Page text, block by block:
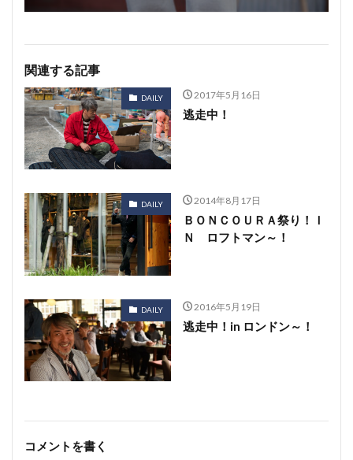
関連する記事
DAILY 2017年5月16日
逃走中！
DAILY 2014年8月17日
ＢＯＮＣＯＵＲＡ祭り！Ｉ
Ｎ ロフトマン～！
DAILY 2016年5月19日
逃走中！in ロンドン～！
コメントを書く